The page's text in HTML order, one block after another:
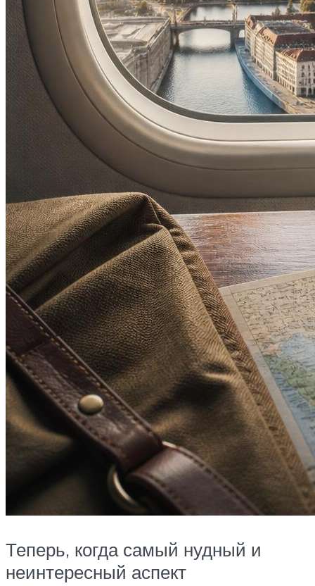
Теперь, когда самый нудный и
неинтересный аспект